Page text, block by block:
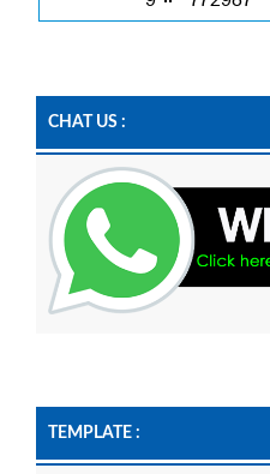
CHAT US :
TEMPLATE :